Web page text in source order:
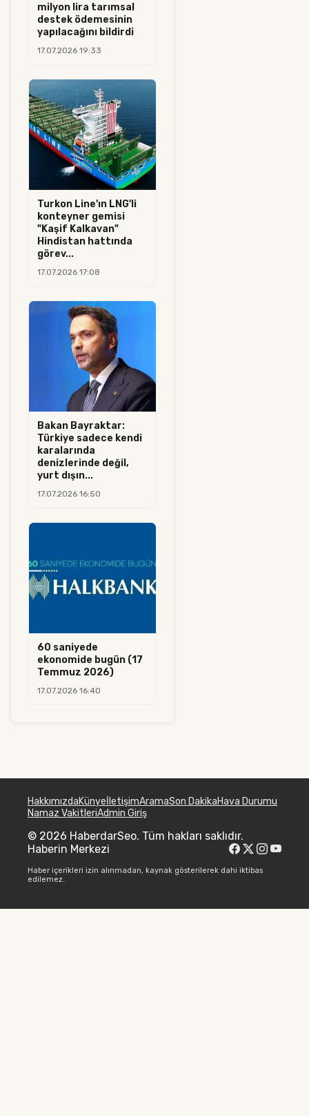
milyon lira tarımsal
destek ödemesinin
yapılacağını bildirdi
17.07.2026 19:33
Turkon Line'ın LNG'li
konteyner gemisi
"Kaşif Kalkavan"
Hindistan hattında
görev...
17.07.2026 17:08
Bakan Bayraktar:
Türkiye sadece kendi
karalarında
denizlerinde değil,
yurt dışın...
17.07.2026 16:50
60 saniyede
ekonomide bugün (17
Temmuz 2026)
17.07.2026 16:40
HakkımızdaKünyeİletişimAramaSon DakikaHava Durumu
Namaz VakitleriAdmin Giriş
© 2026 HaberdarSeo. Tüm hakları saklıdır.
Haberin Merkezi
Haber içerikleri izin alınmadan, kaynak gösterilerek dahi iktibas
edilemez.